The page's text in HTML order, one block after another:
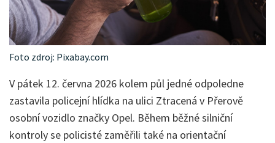
Foto zdroj: Pixabay.com
V pátek 12. června 2026 kolem půl jedné odpoledne
zastavila policejní hlídka na ulici Ztracená v Přerově
osobní vozidlo značky Opel. Během běžné silniční
kontroly se policisté zaměřili také na orientační